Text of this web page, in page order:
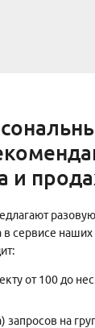
и
сервисе наших
от 100 до
запросов на